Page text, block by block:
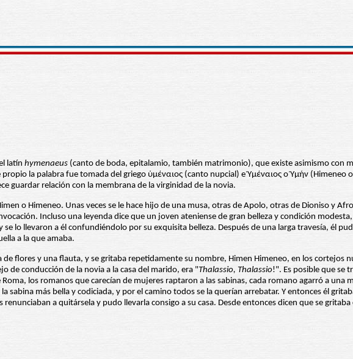
latín hymenaeus (canto de boda, epitalamio, también matrimonio), que existe asimismo con
la palabra fue tomada del griego ὑμέναιος (canto nupcial) e Ὑμέναιος o Ὑμήν (Himeneo
guardar relación con la membrana de la virginidad de la novia.
o Himeneo. Unas veces se le hace hijo de una musa, otras de Apolo, otras de Dioniso y
Incluso una leyenda dice que un joven ateniense de gran belleza y condición
lo llevaron a él confundiéndolo por su exquisita belleza. Después de una larga travesía, él
a la que amaba.
flores y una flauta, y se gritaba repetidamente su nombre, Himen Himeneo, en los cortejos
de conducción de la novia a la casa del marido, era "Thalassio, Thalassio!". Es posible que se
los romanos que carecían de mujeres raptaron a las sabinas, cada romano agarró a una
sabina más bella y codiciada, y por el camino todos se la querían arrebatar. Y entonces él
a quitársela y pudo llevarla consigo a su casa. Desde entonces dicen que se